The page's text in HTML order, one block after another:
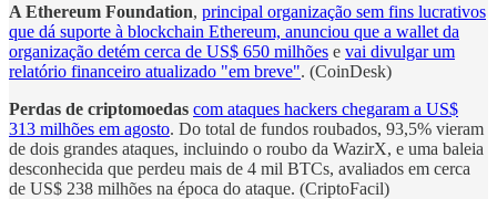
A Ethereum Foundation, principal organização sem fins lucrativos
que dá suporte à blockchain Ethereum, anunciou que a wallet da
organização detém cerca de US$ 650 milhões e vai divulgar um
relatório financeiro atualizado "em breve". (CoinDesk)
Perdas de criptomoedas com ataques hackers chegaram a US$
313 milhões em agosto. Do total de fundos roubados, 93,5% vieram
de dois grandes ataques, incluindo o roubo da WazirX, e uma baleia
desconhecida que perdeu mais de 4 mil BTCs, avaliados em cerca
de US$ 238 milhões na época do ataque. (CriptoFacil)